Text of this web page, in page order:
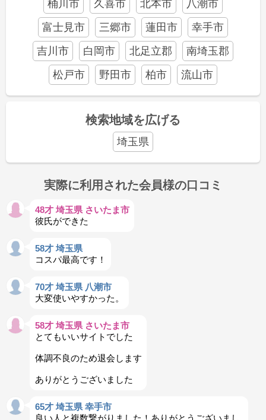
桶川市
久喜市 北本市
八潮市
富士見市
三郷市 蓮田市
幸手市
吉川市
白岡市 北足立郡
南埼玉郡
松戸市
野田市 柏市 流山市
検索地域を広げる
埼玉県
実際に利用された会員様の口コミ
48才 埼玉県 さいたま市
彼氏ができた
58才 埼玉県
コスパ最高です！
70才 埼玉県 八潮市
大変使いやすかった。
58才 埼玉県 さいたま市
とてもいいサイトでした
体調不良のため退会します
ありがとうございました
65才 埼玉県 幸手市
良い人と複数繋がりました！ありがとうございまし